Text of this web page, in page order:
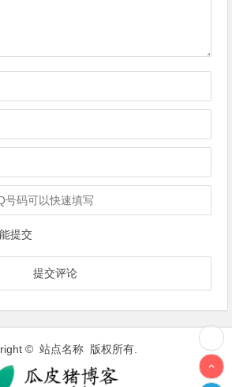
提交
© 站点名称 版权所有.